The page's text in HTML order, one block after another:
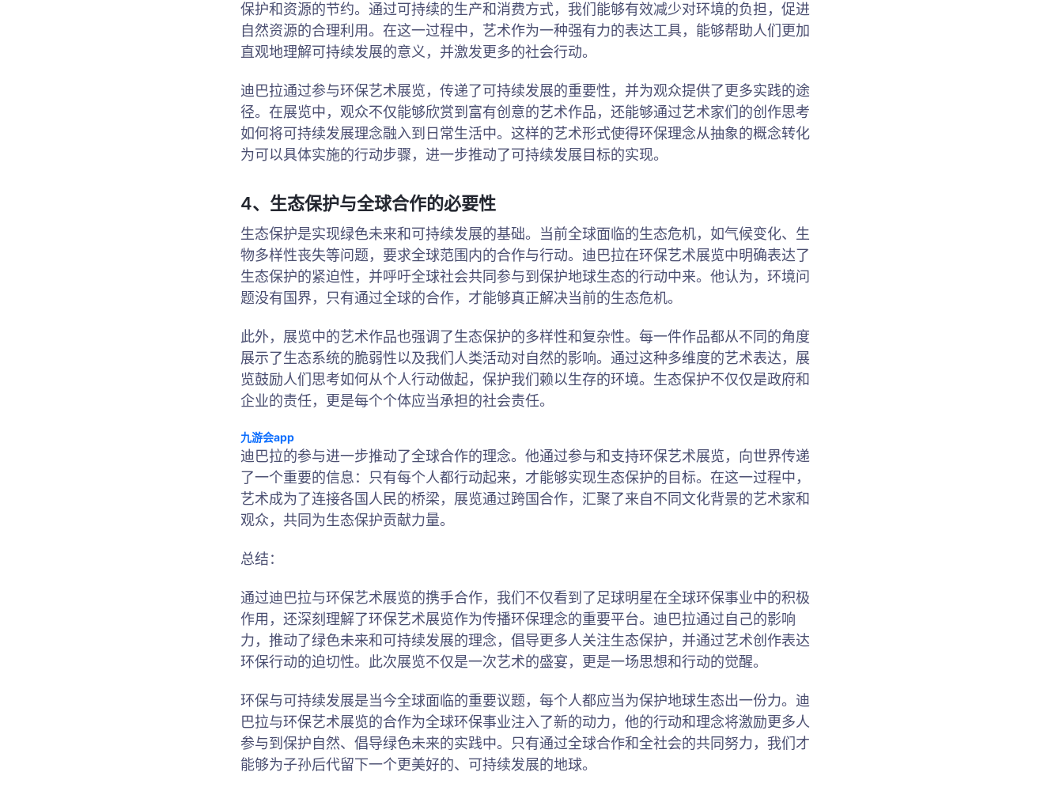
保护和资源的节约。通过可持续的生产和消费方式，我们能够有效减少对环境的负担，促进
自然资源的合理利用。在这一过程中，艺术作为一种强有力的表达工具，能够帮助人们更加
直观地理解可持续发展的意义，并激发更多的社会行动。
迪巴拉通过参与环保艺术展览，传递了可持续发展的重要性，并为观众提供了更多实践的途
径。在展览中，观众不仅能够欣赏到富有创意的艺术作品，还能够通过艺术家们的创作思考
如何将可持续发展理念融入到日常生活中。这样的艺术形式使得环保理念从抽象的概念转化
为可以具体实施的行动步骤，进一步推动了可持续发展目标的实现。
4、生态保护与全球合作的必要性
生态保护是实现绿色未来和可持续发展的基础。当前全球面临的生态危机，如气候变化、生
物多样性丧失等问题，要求全球范围内的合作与行动。迪巴拉在环保艺术展览中明确表达了
生态保护的紧迫性，并呼吁全球社会共同参与到保护地球生态的行动中来。他认为，环境问
题没有国界，只有通过全球的合作，才能够真正解决当前的生态危机。
此外，展览中的艺术作品也强调了生态保护的多样性和复杂性。每一件作品都从不同的角度
展示了生态系统的脆弱性以及我们人类活动对自然的影响。通过这种多维度的艺术表达，展
览鼓励人们思考如何从个人行动做起，保护我们赖以生存的环境。生态保护不仅仅是政府和
企业的责任，更是每个个体应当承担的社会责任。
九游会app
迪巴拉的参与进一步推动了全球合作的理念。他通过参与和支持环保艺术展览，向世界传递
了一个重要的信息：只有每个人都行动起来，才能够实现生态保护的目标。在这一过程中，
艺术成为了连接各国人民的桥梁，展览通过跨国合作，汇聚了来自不同文化背景的艺术家和
观众，共同为生态保护贡献力量。
总结：
通过迪巴拉与环保艺术展览的携手合作，我们不仅看到了足球明星在全球环保事业中的积极
作用，还深刻理解了环保艺术展览作为传播环保理念的重要平台。迪巴拉通过自己的影响
力，推动了绿色未来和可持续发展的理念，倡导更多人关注生态保护，并通过艺术创作表达
环保行动的迫切性。此次展览不仅是一次艺术的盛宴，更是一场思想和行动的觉醒。
环保与可持续发展是当今全球面临的重要议题，每个人都应当为保护地球生态出一份力。迪
巴拉与环保艺术展览的合作为全球环保事业注入了新的动力，他的行动和理念将激励更多人
参与到保护自然、倡导绿色未来的实践中。只有通过全球合作和全社会的共同努力，我们才
能够为子孙后代留下一个更美好的、可持续发展的地球。